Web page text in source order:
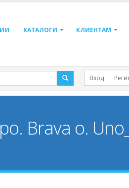
КАТАЛОГИ КЛИЕНТАМ
Вход
Brava o.